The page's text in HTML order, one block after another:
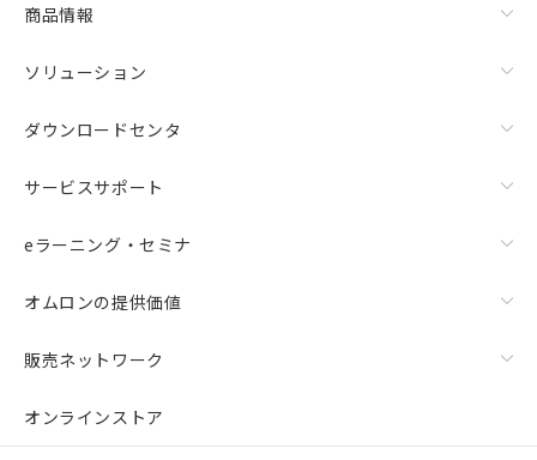
商品情報
ソリューション
ダウンロードセンタ
サービスサポート
eラーニング・セミナ
オムロンの提供価値
販売ネットワーク
オンラインストア